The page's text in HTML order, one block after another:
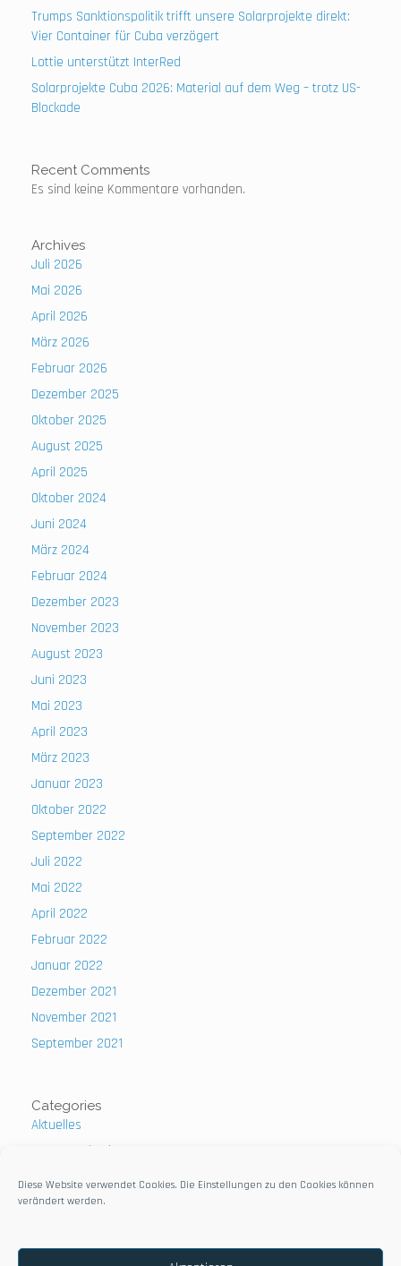
Diese Website verwendet Cookies. Die Einstellungen zu den Cookies können
verändert werden.
Trumps Sanktionspolitik trifft unsere Solarprojekte direkt:
Vier Container für Cuba verzögert
Lottie unterstützt InterRed
Solarprojekte Cuba 2026: Material auf dem Weg – trotz US-
Blockade
Recent Comments
Es sind keine Kommentare vorhanden.
Archives
Juli 2026
Mai 2026
April 2026
März 2026
Februar 2026
Dezember 2025
Oktober 2025
August 2025
April 2025
Oktober 2024
Juni 2024
März 2024
Februar 2024
Dezember 2023
November 2023
August 2023
Juni 2023
Mai 2023
April 2023
März 2023
Januar 2023
Oktober 2022
September 2022
Juli 2022
Mai 2022
April 2022
Februar 2022
Januar 2022
Dezember 2021
November 2021
September 2021
Categories
Aktuelles
Uncategorized